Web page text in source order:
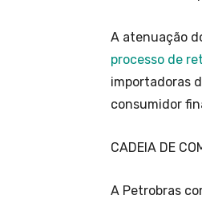
A atenuação
processo de
importadoras
consumidor
CADEIA DE
A Petrobras